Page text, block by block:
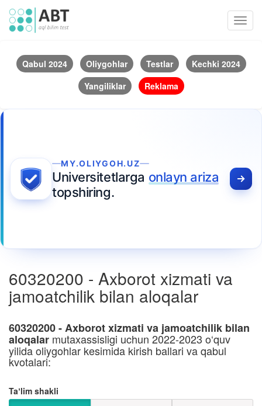
Qabul 2024 Oliygohlar Testlar
Kechki 2024
Yangiliklar
Reklama
MY.OLIYGOH.UZ
Universitetlarga onlayn ariza
topshiring.
60320200 - Axborot xizmati va
jamoatchilik bilan aloqalar
60320200 - Axborot xizmati va jamoatchilik bilan
aloqalar mutaxassisligi uchun 2022-2023 o‘quv
yilida oliygohlar kesimida kirish ballari va qabul
kvotalari:
Taʼlim shakli